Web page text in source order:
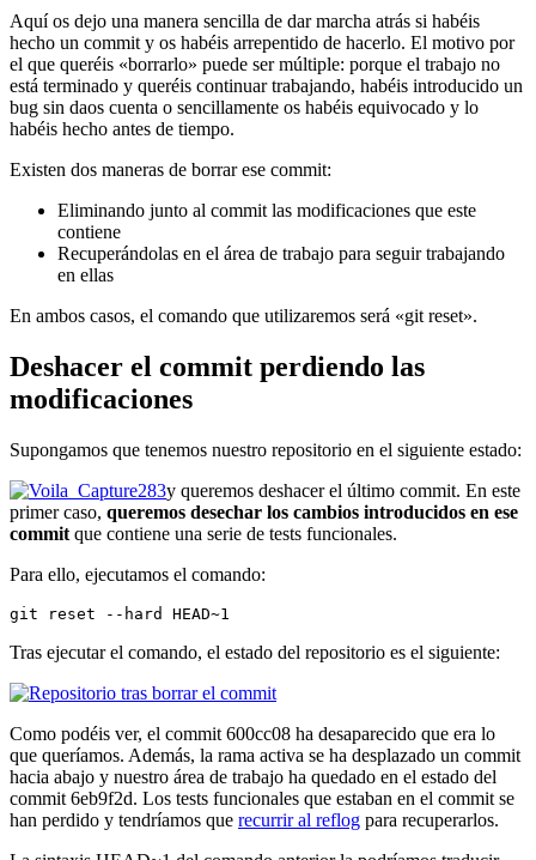
Aquí os dejo una manera sencilla de dar marcha atrás si habéis
hecho un commit y os habéis arrepentido de hacerlo. El motivo por
el que queréis «borrarlo» puede ser múltiple: porque el trabajo no
está terminado y queréis continuar trabajando, habéis introducido un
bug sin daos cuenta o sencillamente os habéis equivocado y lo
habéis hecho antes de tiempo.
Existen dos maneras de borrar ese commit:
Eliminando junto al commit las modificaciones que este
contiene
Recuperándolas en el área de trabajo para seguir trabajando
en ellas
En ambos casos, el comando que utilizaremos será «git reset».
Deshacer el commit perdiendo las
modificaciones
Supongamos que tenemos nuestro repositorio en el siguiente estado:
y queremos deshacer el último commit. En este
primer caso, queremos desechar los cambios introducidos en ese
commit que contiene una serie de tests funcionales.
Para ello, ejecutamos el comando:
git reset --hard HEAD~1
Tras ejecutar el comando, el estado del repositorio es el siguiente:
Como podéis ver, el commit 600cc08 ha desaparecido que era lo
que queríamos. Además, la rama activa se ha desplazado un commit
hacia abajo y nuestro área de trabajo ha quedado en el estado del
commit 6eb9f2d. Los tests funcionales que estaban en el commit se
han perdido y tendríamos que recurrir al reflog para recuperarlos.